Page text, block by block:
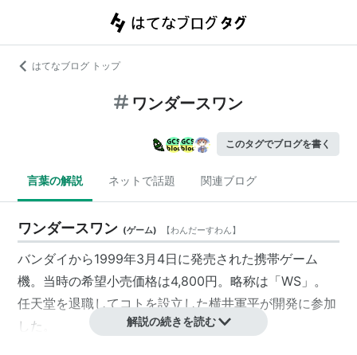
はてなブログ トップ
ワンダースワン
このタグでブログを書く
言葉の解説 ネットで話題 関連ブログ
ワンダースワン (ゲーム) 【わんだーすわん】
バンダイから1999年3月4日に発売された携帯ゲーム
機。当時の希望小売価格は4,800円。略称は「WS」。
任天堂を退職してコトを設立した横井軍平が開発に参加
した。
解説の続きを読む